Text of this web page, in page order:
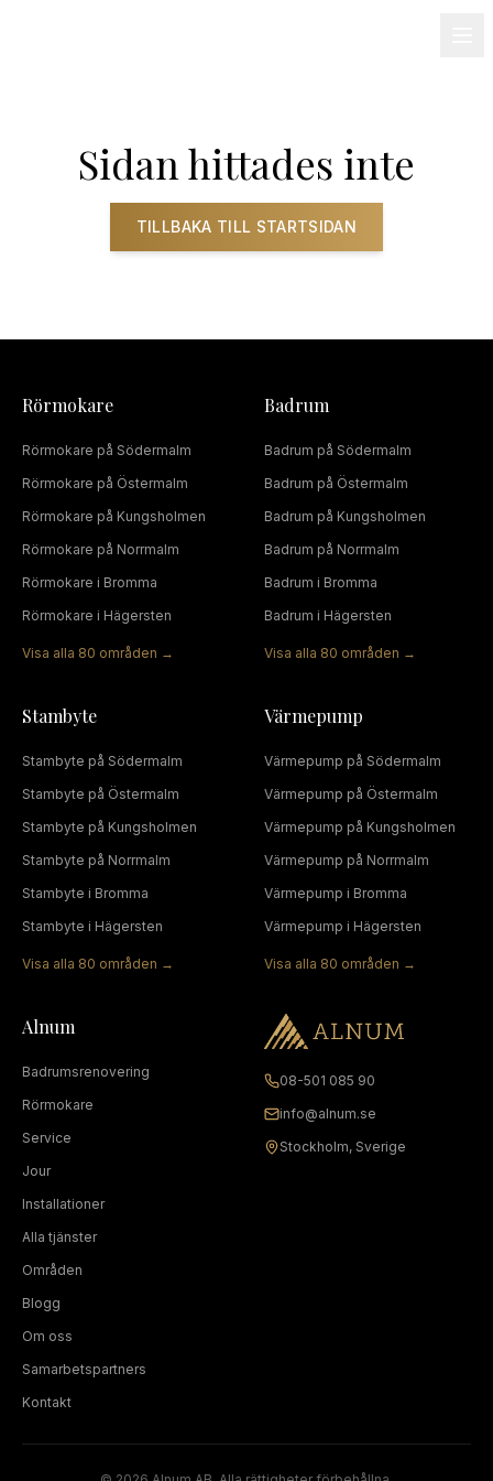
Sidan hittades inte
TILLBAKA TILL STARTSIDAN
Rörmokare
Rörmokare på Södermalm
Rörmokare på Östermalm
Rörmokare på Kungsholmen
Rörmokare på Norrmalm
Rörmokare i Bromma
Rörmokare i Hägersten
Visa alla 80 områden →
Badrum
Badrum på Södermalm
Badrum på Östermalm
Badrum på Kungsholmen
Badrum på Norrmalm
Badrum i Bromma
Badrum i Hägersten
Visa alla 80 områden →
Stambyte
Stambyte på Södermalm
Stambyte på Östermalm
Stambyte på Kungsholmen
Stambyte på Norrmalm
Stambyte i Bromma
Stambyte i Hägersten
Visa alla 80 områden →
Värmepump
Värmepump på Södermalm
Värmepump på Östermalm
Värmepump på Kungsholmen
Värmepump på Norrmalm
Värmepump i Bromma
Värmepump i Hägersten
Visa alla 80 områden →
Alnum
Badrumsrenovering
Rörmokare
Service
Jour
Installationer
Alla tjänster
Områden
Blogg
Om oss
Samarbetspartners
Kontakt
08-501 085 90
info@alnum.se
Stockholm, Sverige